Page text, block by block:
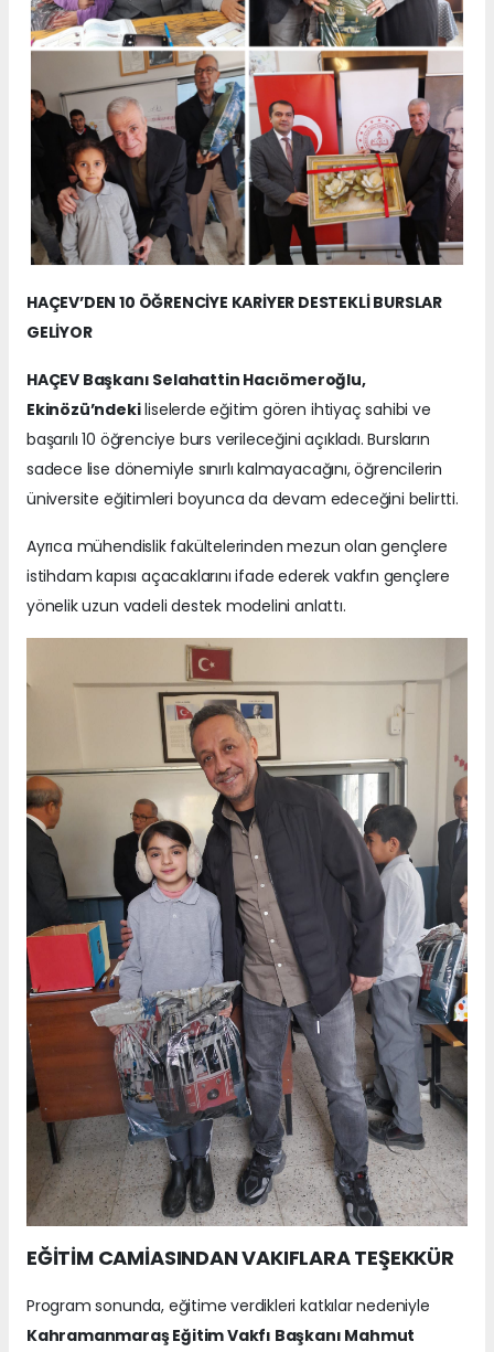
HAÇEV’DEN 10 ÖĞRENCİYE KARİYER DESTEKLİ BURSLAR
GELİYOR
HAÇEV Başkanı Selahattin Hacıömeroğlu,
Ekinözü’ndekiliselerde eğitim gören ihtiyaç sahibi ve
başarılı 10 öğrenciye burs verileceğini açıkladı. Bursların
sadece lise dönemiyle sınırlı kalmayacağını, öğrencilerin
üniversite eğitimleri boyunca da devam edeceğini belirtti.
Ayrıca mühendislik fakültelerinden mezun olan gençlere
istihdam kapısı açacaklarını ifade ederek vakfın gençlere
yönelik uzun vadeli destek modelini anlattı.
EĞİTİM CAMİASINDAN VAKIFLARA TEŞEKKÜR
Program sonunda, eğitime verdikleri katkılar nedeniyle
Kahramanmaraş Eğitim Vakfı Başkanı Mahmut